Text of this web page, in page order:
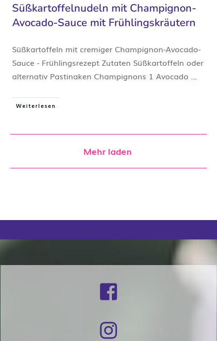
Süßkartoffelnudeln mit Champignon-
Avocado-Sauce mit Frühlingskräutern
Süßkartoffeln mit cremiger Champignon-Avocado-
Sauce - Frühlingsrezept Zutaten Süßkartoffeln oder
alternativ Pastinaken Champignons 1 Avocado ...
Weiterlesen
Mehr laden